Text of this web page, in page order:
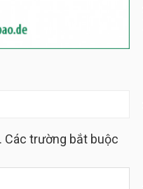
Các trường bắt buộc